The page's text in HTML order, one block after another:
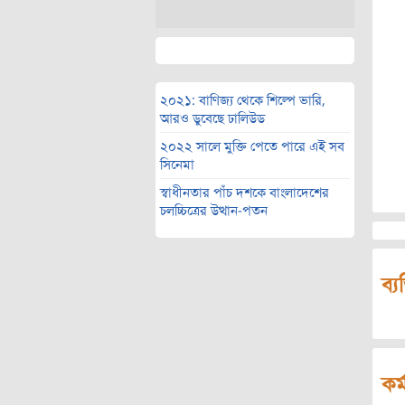
২০২১: বাণিজ্য থেকে শিল্পে ভারি,
আরও ডুবেছে ঢালিউড
২০২২ সালে মুক্তি পেতে পারে এই সব
সিনেমা
স্বাধীনতার পাঁচ দশকে বাংলাদেশের
চলচ্চিত্রের উত্থান-পতন